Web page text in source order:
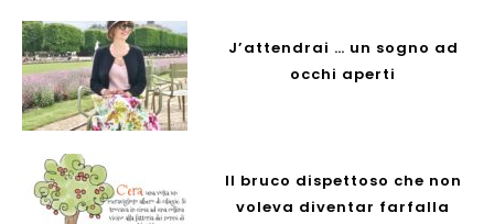
J’attendrai … un sogno ad
occhi aperti
Il bruco dispettoso che non
voleva diventar farfalla